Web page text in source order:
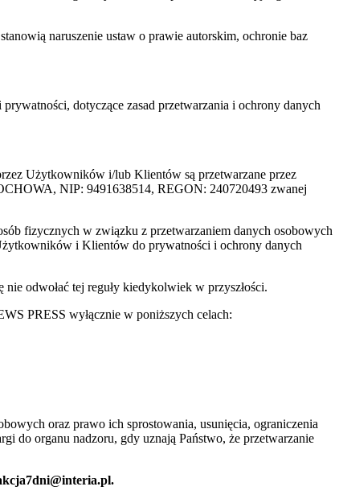
naruszenie ustaw o prawie autorskim, ochronie baz
dotyczące zasad przetwarzania i ochrony danych
Użytkowników i/lub Klientów są przetwarzane przez
NIP: 9491638514, REGON: 240720493 zwanej
fizycznych w związku z przetwarzaniem danych osobowych
i Klientów do prywatności i ochrony danych
odwołać tej reguły kiedykolwiek w przyszłości.
PRESS wyłącznie w poniższych celach:
oraz prawo ich sprostowania, usunięcia, ograniczenia
do organu nadzoru, gdy uznają Państwo, że przetwarzanie